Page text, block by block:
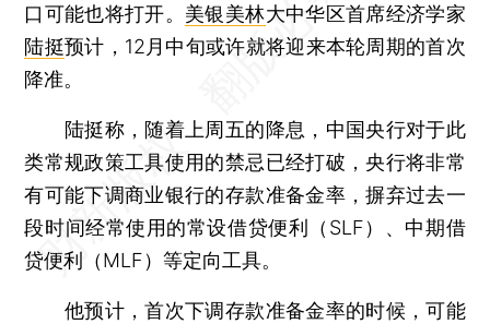
口可能也将打开。 美银美林大中华区首席经济学家
陆挺预计，12月中旬或许就将迎来本轮周期的首次
降准。
陆挺称，随着上周五的降息，中国央行对于此
类常规政策工具使用的禁忌已经打破，央行将非常
有可能下调商业银行的存款准备金率，摒弃过去一
段时间经常使用的常设借贷便利（SLF）、中期借
贷便利（MLF）等定向工具。
他预计，首次下调存款准备金率的时候，可能